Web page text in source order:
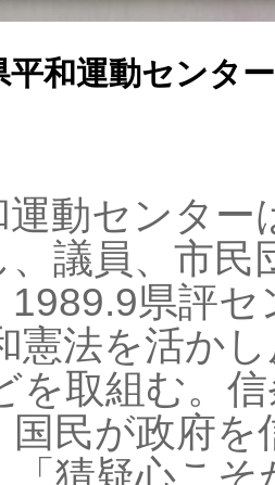
平和運動センタ
運動センタ
、議員、市
1989.9県評
憲法を活か
を取組む。
国民が政府
「猜疑心こ